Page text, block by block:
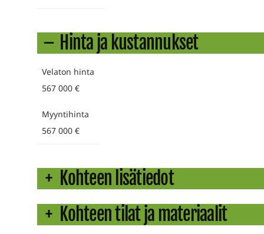
Hinta ja kustannukset
Velaton hinta
567 000 €
Myyntihinta
567 000 €
Kohteen lisätiedot
Kohteen tilat ja materiaalit